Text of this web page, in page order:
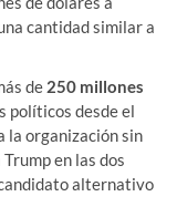
cantidad similar a
de 250 millones
políticos desde el
la organización sin
en las dos
alternativo